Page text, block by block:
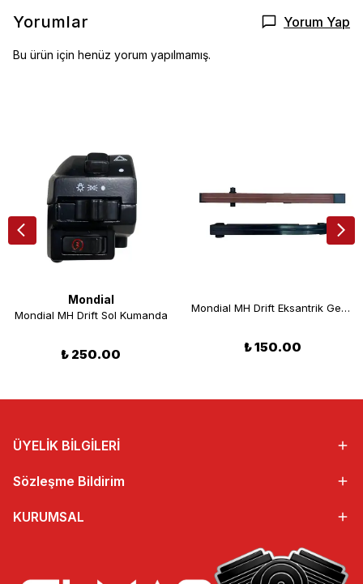
Yorumlar Yorum Yap
Bu ürün için henüz yorum yapılmamış.
Mondial
Mondial MH Drift Sol Kumanda
₺ 250.00
Mondial MH Drift Eksantrik Gergi Seti
₺ 150.00
ÜYELİK BİLGİLERİ
Sözleşme Bildirim
KURUMSAL